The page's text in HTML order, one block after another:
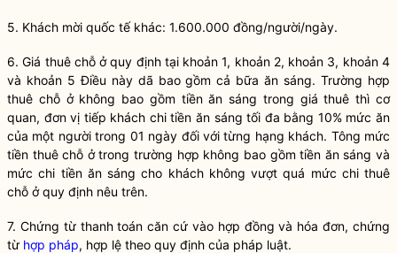
5. Khách mời quốc tế khác: 1.600.000 đồng/người/ngày.
6. Giá thuê chỗ ở quy định tại khoản 1, khoản 2, khoản 3, khoản 4
và khoản 5 Điều này dã bao gồm cả bữa ăn sáng. Trường hợp
thuê chỗ ở không bao gồm tiền ăn sáng trong giá thuê thì cơ
quan, đơn vị tiếp khách chi tiền ăn sáng tối đa bằng 10% mức ăn
của một người trong 01 ngày đối với từng hạng khách. Tông mức
tiền thuê chỗ ở trong trường hợp không bao gồm tiền ăn sáng và
mức chi tiền ăn sáng cho khách không vượt quá mức chi thuê
chỗ ở quy định nêu trên.
7. Chứng từ thanh toán căn cứ vào hợp đồng và hóa đơn, chứng
từ hợp pháp, hợp lệ theo quy định của pháp luật.